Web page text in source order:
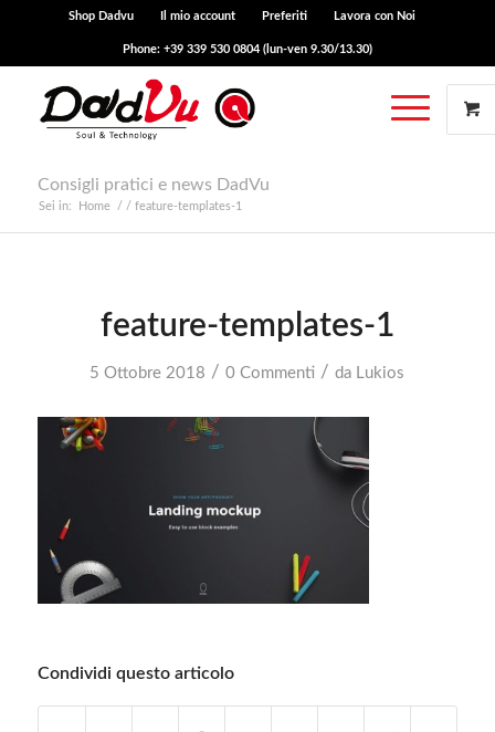
Shop Dadvu Il mio account Preferiti Lavora con Noi
Phone: +39 339 530 0804 (lun-ven 9.30/13.30)
Consigli pratici e news DadVu
Sei in: Home / / feature-templates-1
feature-templates-1
5 Ottobre 2018 / 0 Commenti / da Lukios
Condividi questo articolo